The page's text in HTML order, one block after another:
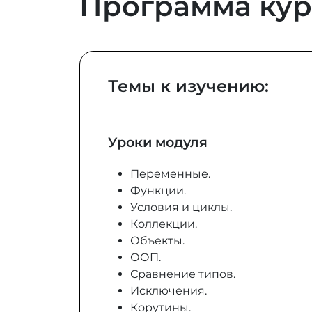
Темы к изучению:
Уроки модуля
Переменные.
Функции.
Условия и циклы.
Коллекции.
Объекты.
ООП.
Сравнение типов.
Исключения.
Корутины.